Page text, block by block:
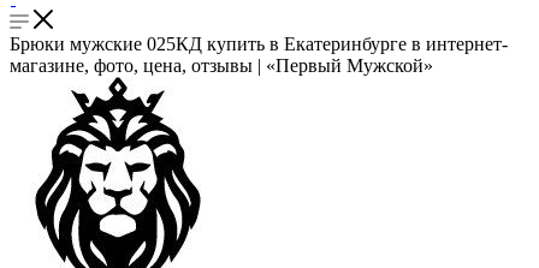
Брюки мужские 025КД купить в Екатеринбурге в интернет-
магазине, фото, цена, отзывы | «Первый Мужской»